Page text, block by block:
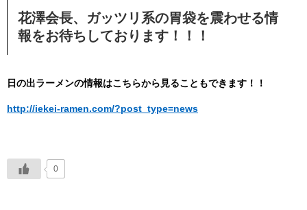
花澤会長、ガッツリ系の胃袋を震わせる情
報をお待ちしております！！！
日の出ラーメンの情報はこちらから見ることもできます！！
http://iekei-ramen.com/?post_type=news
0